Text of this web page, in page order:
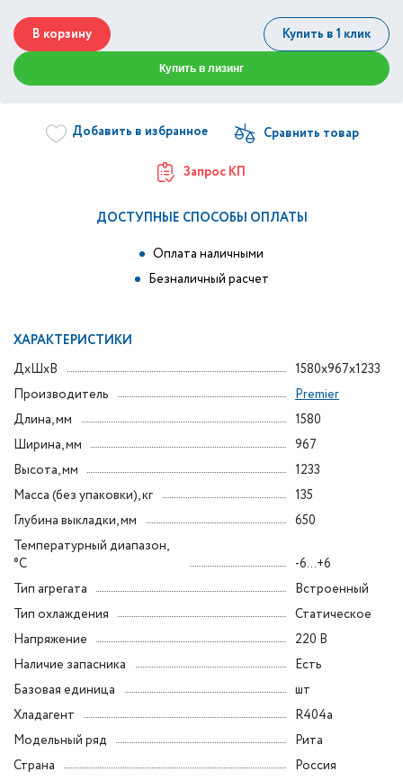
В корзину Купить в 1 клик
Купить в лизинг
Добавить в избранное
Запрос КП
ДОСТУПНЫЕ СПОСОБЫ ОПЛАТЫ
Оплата наличными
Безналичный расчет
ХАРАКТЕРИСТИКИ
ДxШxВ
1580x967x1233
Производитель
Premier
Длина, мм
1580
Ширина, мм
967
Высота, мм
1233
Масса (без упаковки), кг
135
Глубина выкладки, мм
650
Температурный диапазон,
°C
-6...+6
Тип агрегата
Встроенный
Тип охлаждения
Статическое
Напряжение
220 В
Наличие запасника
Есть
Базовая единица
шт
Хладагент
R404a
Модельный ряд
Рита
Страна
Россия